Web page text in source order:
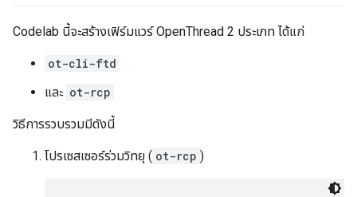
Codelab นี้จะสร้างเฟิร์มแวร์ OpenThread 2 ประเภท ได้แก่
ot-cli-ftd
และ ot-rcp
วิธีการรวบรวมมีดังนี้
โปรเซสเซอร์ร่วมวิทยุ ( ot-rcp )